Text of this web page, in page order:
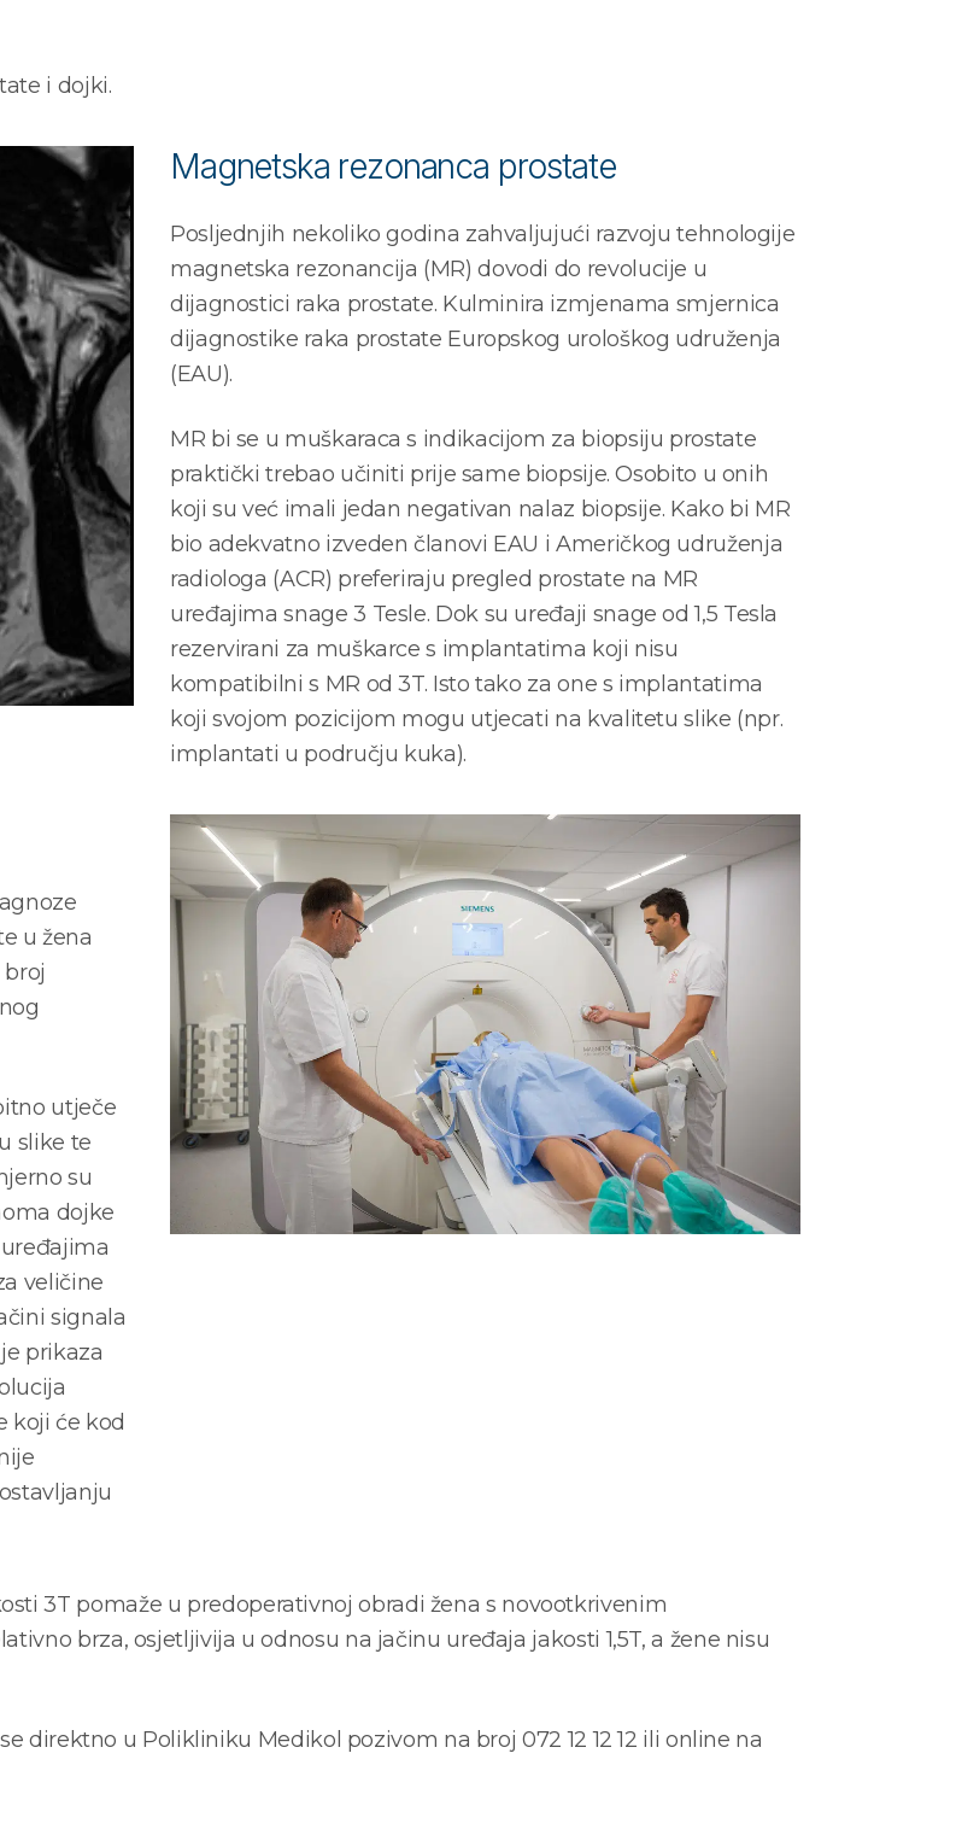
i dojki.
Magnetska rezonanca prostate
Posljednjih nekoliko godina zahvaljujući razvoju tehnologije
magnetska rezonancija (MR) dovodi do revolucije u
dijagnostici raka prostate. Kulminira izmjenama smjernica
dijagnostike raka prostate Europskog urološkog udruženja
(EAU).
MR bi se u muškaraca s indikacijom za biopsiju prostate
praktički trebao učiniti prije same biopsije. Osobito u onih
koji su već imali jedan negativan nalaz biopsije. Kako bi MR
bio adekvatno izveden članovi EAU i Američkog udruženja
radiologa (ACR) preferiraju pregled prostate na MR
uređajima snage 3 Tesle. Dok su uređaji snage od 1,5 Tesla
rezervirani za muškarce s implantatima koji nisu
kompatibilni s MR od 3T. Isto tako za one s implantatima
koji svojom pozicijom mogu utjecati na kvalitetu slike (npr.
implantati u području kuka).
u žena
broj
utječe
slike te
su
dojke
veličine
signala
prikaza
koji će kod
3T pomaže u predoperativnoj obradi žena s novootkrivenim
brza, osjetljivija u odnosu na jačinu uređaja jakosti 1,5T, a žene nisu
direktno u Polikliniku Medikol pozivom na broj 072 12 12 12 ili online na